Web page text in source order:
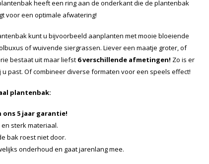
heeft een ring aan de onderkant die de plantenbak
voor een optimale afwatering!
kunt u bijvoorbeeld aanplanten met mooie bloeiende
of wuivende siergrassen. Liever een maatje groter, of
bestaat uit maar liefst 6 verschillende afmetingen! Zo is er
past. Of combineer diverse formaten voor een speels effect!
plantenbak:
ons 5 jaar garantie!
sterk materiaal.
bak roest niet door.
onderhoud en gaat jarenlang mee.